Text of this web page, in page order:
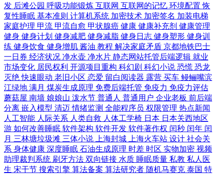
发 后滩公园 呼吸功能锻炼 互联网 互联网的记忆 环境配置恢
复性睡眠 基本准则 计算机系统 加密技术 加密签名 加装电梯
家庭护理 甲流 甲流自愈 甲状腺癌 健康 健康补充剂 健康管理
健身 健身计划 健身减肥 健身减脂 健身日志 健身塑形 健身训
练 健身饮食 健身增肌 酱油 教程 解决家庭矛盾 京都地铁巴士
一日券 经济状况 净水壶 净水片 静态网站托管后端逻辑 就业
市场变化 居民权利 开源项目重构 科幻剧 科幻小说 恐慌 恐龙
灭绝快速眼动 老旧小区 恋爱 留白阅读器 露营 买车 鳗鲡嘴滨
江绿地 满月 煤炭生成原理 免费后端托管 免疫力 免疫力评估
蘑菇屋 南墙 娘娘山 泼水节 普通人 普通用户 企业老板 前后端
分离 嵌入模型 清迈情绪监测 全能程序员 权限管理 热点新闻
人工智能 人际关系 人类自救 人体工学椅 日本 日本关西地区
游 如何改善睡眠 软件架构 软件开发 软件著作权 闰秒 闰年 闰
月 三林塘垃圾滩 三体小说 上海封城 上海火车站 设计 社会关
系 身体健康 深度睡眠 石油生成原理 时差 时区 实物加密 视频
助理裁判系统 刷牙方法 双向链接 水质 睡眠质量 私教 私人医
生 宋干节 搜索引擎 算法备案 算法研究者 随机马赛克 泰国 特